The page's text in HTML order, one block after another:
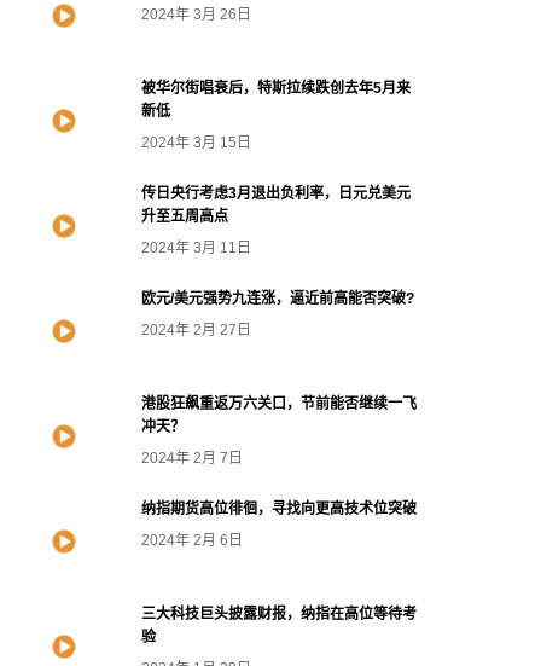
2024年 3月 26日
被华尔街唱衰后，特斯拉续跌创去年5月来
新低
2024年 3月 15日
传日央行考虑3月退出负利率，日元兑美元
升至五周高点
2024年 3月 11日
欧元/美元强势九连涨，逼近前高能否突破?
2024年 2月 27日
港股狂飙重返万六关口，节前能否继续一飞
冲天？
2024年 2月 7日
纳指期货高位徘徊，寻找向更高技术位突破
2024年 2月 6日
三大科技巨头披露财报，纳指在高位等待考
验